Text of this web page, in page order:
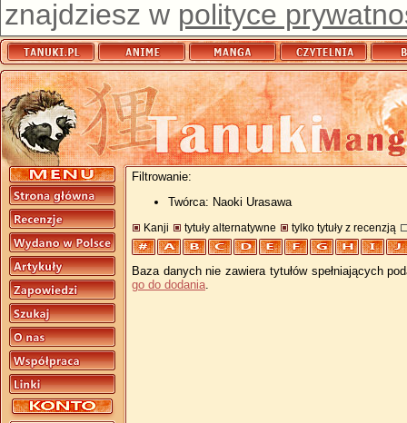
znajdziesz w polityce
Filtrowanie:
Twórca: Naoki Urasawa
Kanji tytuły alternatywne tylko tytuły z recenzją
Baza danych nie zawiera tytułów spełniających
go do dodania.